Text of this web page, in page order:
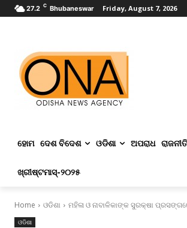
27.2 C Bhubaneswar Friday, August 7, 2026
ହୋମ ଦେଶ ବିଦେଶ ଓଡିଶା ଅପରାଧ ରାଜନୀତି
ଖ୍ରୀଷ୍ଟମାସ୍‌-୨୦୨୫
Home ଓଡିଶା ମହିଳା ଓ ନାବାଳିକାଙ୍କ ସୁରକ୍ଷା
ଓଡିଶା